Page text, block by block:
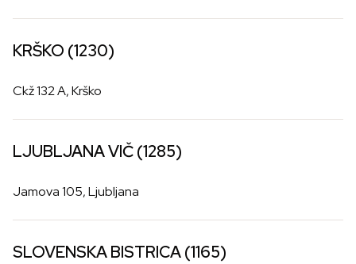
KRŠKO (1230)
Ckž 132 A, Krško
LJUBLJANA VIČ (1285)
Jamova 105, Ljubljana
SLOVENSKA BISTRICA (1165)